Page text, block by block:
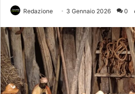
Redazione 3 Gennaio 2026 0